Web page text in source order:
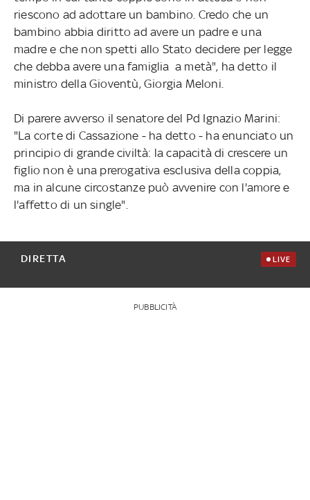
riescono ad adottare un bambino. Credo che un
bambino abbia diritto ad avere un padre e una
madre e che non spetti allo Stato decidere per legge
che debba avere una famiglia a metà", ha detto il
ministro della Gioventù, Giorgia Meloni.
Di parere avverso il senatore del Pd Ignazio Marini:
"La corte di Cassazione - ha detto - ha enunciato un
principio di grande civiltà: la capacità di crescere un
figlio non è una prerogativa esclusiva della coppia,
ma in alcune circostanze può avvenire con l'amore e
l'affetto di un single".
DIRETTA LIVE
PUBBLICITÀ